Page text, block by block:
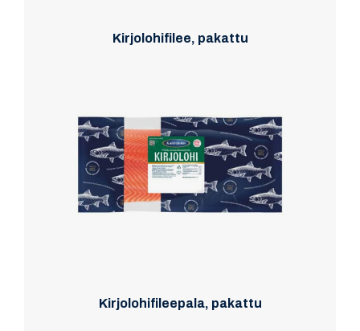
Kirjolohifilee, pakattu
Kirjolohifileepala, pakattu